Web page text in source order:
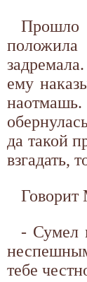
Прошло
ему
да такой
взгадать,
Говорит
- Сумел
тебе